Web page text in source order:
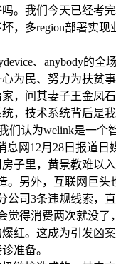
。我们今天已经考
，多region部署实
、anybody的
为民、努力为扶
，问其妻子王金凤
，技术系统背后是
们认为welink是一
息网12月28日报道
子里，黄景教难以
。另外，互联网巨
公司3条违规线索，
觉得消费两次就没
红。这成为引发凶
准备。